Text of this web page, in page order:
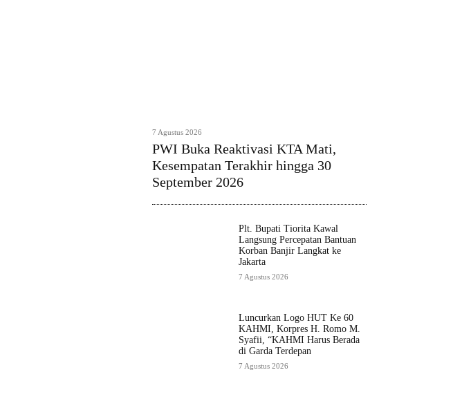
7 Agustus 2026
PWI Buka Reaktivasi KTA Mati,
Kesempatan Terakhir hingga 30
September 2026
Plt. Bupati Tiorita Kawal
Langsung Percepatan Bantuan
Korban Banjir Langkat ke
Jakarta
7 Agustus 2026
Luncurkan Logo HUT Ke 60
KAHMI, Korpres H. Romo M.
Syafii, “KAHMI Harus Berada
di Garda Terdepan
7 Agustus 2026